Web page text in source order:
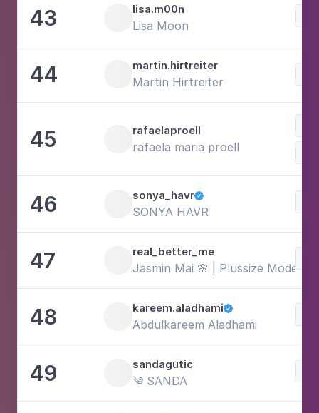
43 lisa.m00n
Lisa Moon
44 martin.hirtreiter
Martin Hirtreiter
45 rafaelaproell
rafaela maria proell
46 sonya_havr
SONYA HAVR
47 real_better_me
Jasmin Mai 🌸 | Plussize Model
48 kareem.aladhami
Abdulkareem Aladhami
49 sandagutic
༄ SANDA